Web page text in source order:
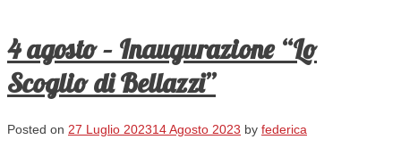
4 agosto – Inaugurazione “Lo
Scoglio di Bellazzi”
Posted on 27 Luglio 202314 Agosto 2023 by federica